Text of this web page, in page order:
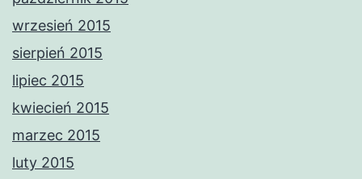
wrzesień 2015
sierpień 2015
lipiec 2015
kwiecień 2015
marzec 2015
luty 2015